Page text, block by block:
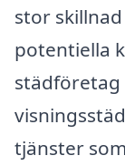
stor
potentiella
städföretag
tjänster